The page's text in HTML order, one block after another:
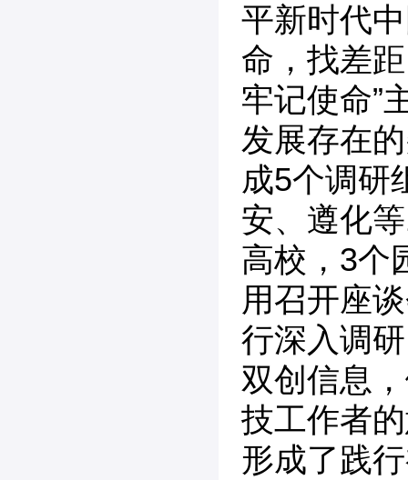
平新时代
命，找差
牢记使命”
发展存在
成5个调研
安、遵化
高校，3个
用召开座
行深入调
双创信息
技工作者
形成了践